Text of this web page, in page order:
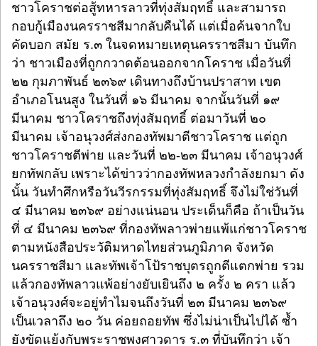
ชาวโคราชต่อสู้ทหารลาวที่ทุ่งสัมฤทธิ์ และสามารถ
กอบกู้เมืองนครราชสีมากลับคืนได้ แต่เมื่อค้นจากใบ
คัดบอก สมัย ร.๓ ในจดหมายเหตุนครราชสีมา บันทึก
ว่า ชาวเมืองที่ถูกกวาดต้อนออกจากโคราช เมื่อวันที่
๒๒ กุมภาพันธ์ ๒๓๖๙ เดินทางถึงบ้านปราสาท เขต
อำเภอโนนสูง ในวันที่ ๑๖ มีนาคม จากนั้นวันที่ ๑๙
มีนาคม ชาวโคราชถึงทุ่งสัมฤทธิ์ ต่อมาวันที่ ๒๐
มีนาคม เจ้าอนุวงศ์ส่งกองทัพมาตีชาวโคราช แต่ถูก
ชาวโคราชตีพ่าย และวันที่ ๒๒-๒๓ มีนาคม เจ้าอนุวงศ์
ยกทัพกลับ เพราะได้ข่าวว่ากองทัพหลวงกำลังยกมา ดัง
นั้น วันทำศึกหรือวันวีรกรรมที่ทุ่งสัมฤทธิ์ จึงไม่ใช่วันที่
๔ มีนาคม ๒๓๖๙ อย่างแน่นอน ประเด็นก็คือ ถ้าเป็นวัน
ที่ ๔ มีนาคม ๒๓๖๙ ที่กองทัพลาวพ่ายแพ้แก่ชาวโคราช
ตามหนังสือประวัติมหาดไทยส่วนภูมิภาค จังหวัด
นครราชสีมา และทัพเจ้าโป้ราชบุตรถูกตีแตกพ่าย รวม
แล้วกองทัพลาวแพ้อย่างยับเยินถึง ๒ ครั้ง ๒ ครา แล้ว
เจ้าอนุวงศ์จะอยู่ทำไมจนถึงวันที่ ๒๓ มีนาคม ๒๓๖๙
เป็นเวลาถึง ๒๐ วัน ค่อยถอยทัพ ซึ่งไม่น่าเป็นไปได้ ซ้ำ
ยังขัดแย้งกับพระราชพงศาวดาร ร.๓ ที่บันทึกว่า เจ้า